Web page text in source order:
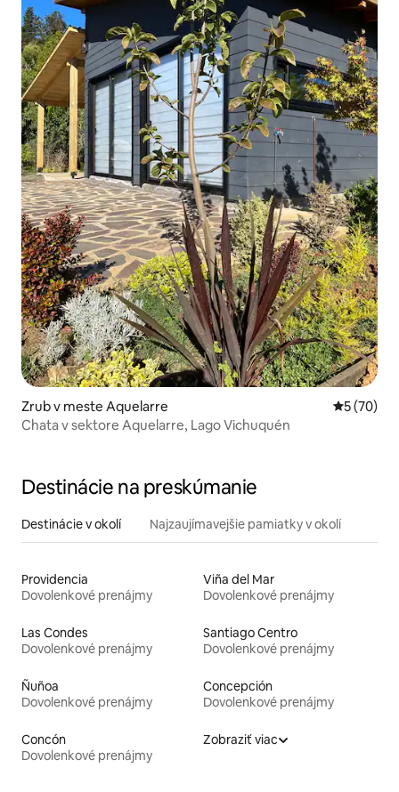
Zrub v meste Aquelarre
5 (70)
Chata v sektore Aquelarre, Lago Vichuquén
Destinácie na preskúmanie
Destinácie v okolí Najzaujímavejšie pamiatky v okolí
Providencia
Dovolenkové prenájmy
Viña del Mar
Dovolenkové prenájmy
Las Condes
Dovolenkové prenájmy
Santiago Centro
Dovolenkové prenájmy
Ñuñoa
Dovolenkové prenájmy
Concepción
Dovolenkové prenájmy
Concón
Dovolenkové prenájmy
Zobraziť viac